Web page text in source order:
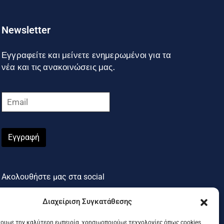
Διαχείριση Συγκατάθεσης
την καλύτερη εμπειρία, χρησιμοποιούμε τεχνολογίες όπως cookies
Newsletter
Εγγραφείτε και μείνετε ενημερωμένοι για τα
νέα και τις ανακοινώσεις μας.
Εγγραφή
Ακολουθήστε μας στα social